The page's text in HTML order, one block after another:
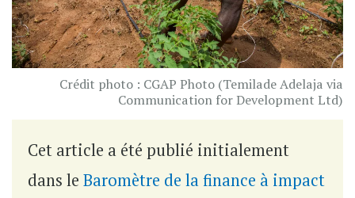
Crédit photo : CGAP Photo (Temilade Adelaja via
Communication for Development Ltd)
Cet article a été publié initialement
dans le Baromètre de la finance à impact